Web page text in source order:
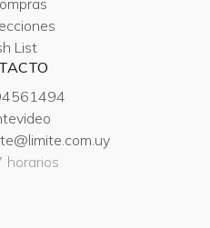
List
horarios